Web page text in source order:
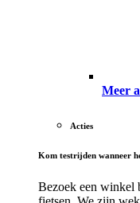
Meer
Acties
Kom testrijden wanneer
Bezoek een winkel